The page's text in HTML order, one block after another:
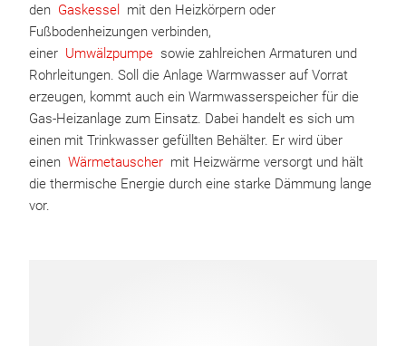
den Gaskessel
mit den Heizkörpern oder
Fußbodenheizungen verbinden,
einer Umwälzpumpe sowie zahlreichen Armaturen und
Rohrleitungen. Soll die Anlage Warmwasser auf Vorrat
erzeugen, kommt auch ein Warmwasserspeicher für die
Gas-Heizanlage zum Einsatz. Dabei handelt es sich um
einen mit Trinkwasser gefüllten Behälter. Er wird über
einen Wärmetauscher mit Heizwärme versorgt und hält
die thermische Energie durch eine starke Dämmung lange
vor.